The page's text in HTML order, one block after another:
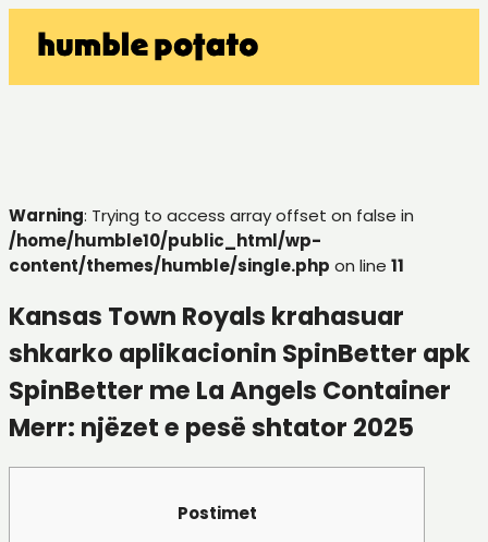
Warning: Trying to access array offset on false in
/home/humble10/public_html/wp-
content/themes/humble/single.php on line 11
Kansas Town Royals krahasuar
shkarko aplikacionin SpinBetter apk
SpinBetter me La Angels Container
Merr: njëzet e pesë shtator 2025
Postimet